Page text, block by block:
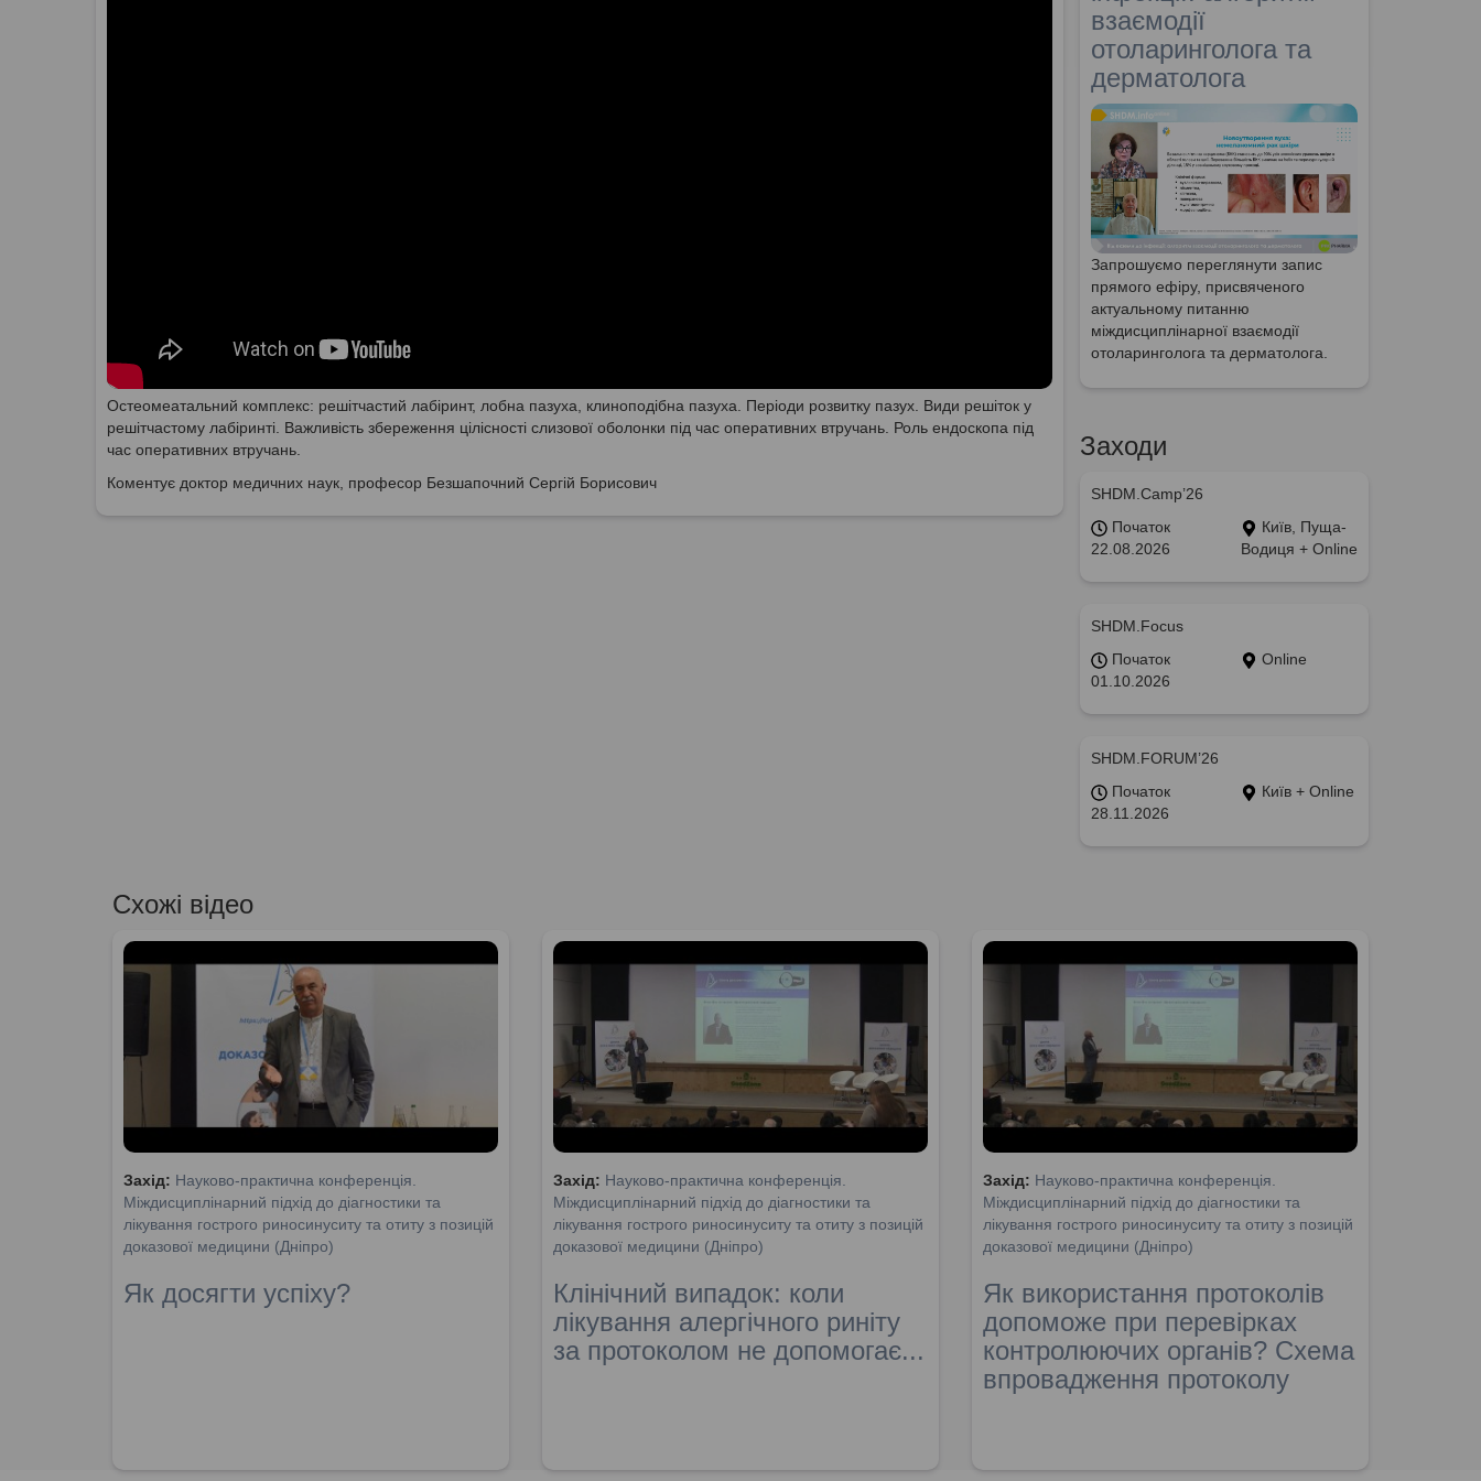
Остеомеатальний комплекс: решітчастий лабіринт, лобна пазуха, клиноподібна пазуха. Періоди розвитку пазух. Види решіток у
решітчастому лабіринті. Важливість збереження цілісності слизової оболонки під час оперативних втручань. Роль ендоскопа під
час оперативних втручань.
Коментує доктор медичних наук, професор Безшапочний Сергій Борисович
взаємодії
отоларинголога та
дерматолога
Запрошуємо переглянути запис
прямого ефіру, присвяченого
актуальному питанню
міждисциплінарної взаємодії
отоларинголога та дерматолога.
Заходи
SHDM.Camp’26
Початок
22.08.2026
Київ, Пуща-
Водиця + Online
SHDM.Focus
Початок
01.10.2026
Online
SHDM.FORUM’26
Початок
28.11.2026
Київ + Online
Схожі відео
Захід: Науково-практична конференція.
Міждисциплінарний підхід до діагностики та
лікування гострого риносинуситу та отиту з позицій
доказової медицини (Дніпро)
Як досягти успіху?
Захід: Науково-практична конференція.
Міждисциплінарний підхід до діагностики та
лікування гострого риносинуситу та отиту з позицій
доказової медицини (Дніпро)
Клінічний випадок: коли
лікування алергічного риніту
за протоколом не допомогає...
Захід: Науково-практична конференція.
Міждисциплінарний підхід до діагностики та
лікування гострого риносинуситу та отиту з позицій
доказової медицини (Дніпро)
Як використання протоколів
допоможе при перевірках
контролюючих органів? Схема
впровадження протоколу